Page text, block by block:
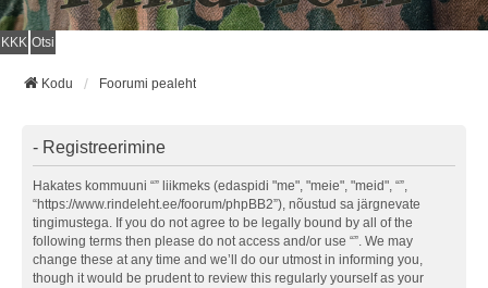
KKK Otsi
Kodu Foorumi pealeht
- Registreerimine
Hakates kommuuni “” liikmeks (edaspidi "me", "meie", "meid", “”,
“https://www.rindeleht.ee/foorum/phpBB2”), nõustud sa järgnevate
tingimustega. If you do not agree to be legally bound by all of the
following terms then please do not access and/or use “”. We may
change these at any time and we’ll do our utmost in informing you,
though it would be prudent to review this regularly yourself as your